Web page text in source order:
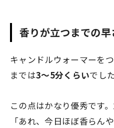
香りが立つまでの
キャンドルウォーマーを
までは3〜5分くらいでした
この点はかなり優秀です
「あれ、今日ほぼ香らん